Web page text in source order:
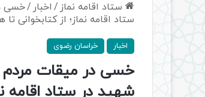
ستاد اقامه نماز / اخبار /خسی
ستاد اقامه نماز؛ از کتابخوانی
اخبار خراسان رضوی
خسی در میقات مردم
شهید در ستاد اقامه